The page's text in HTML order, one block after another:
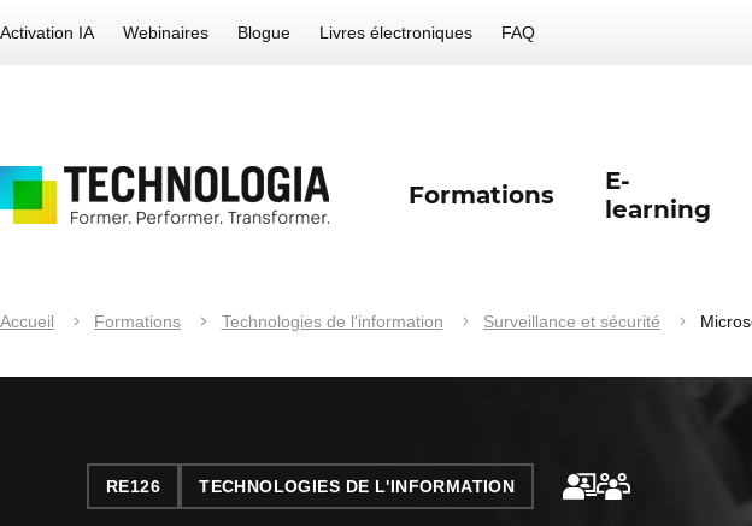
Activation IA Webinaires Blogue Livres électroniques FAQ
Formations
E-
learning
Accueil Formations Technologies de l'information Surveillance et sécurité
RE126 TECHNOLOGIES DE L'INFORMATION